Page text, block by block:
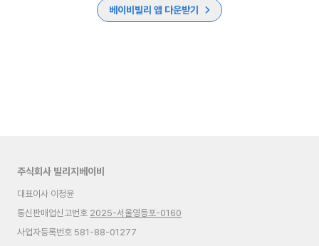
베이비빌리 앱 다운받기
주식회사 빌리지베이비
대표이사 이정윤
통신판매업신고번호 2025-서울영등포-0160
사업자등록번호 581-88-01277